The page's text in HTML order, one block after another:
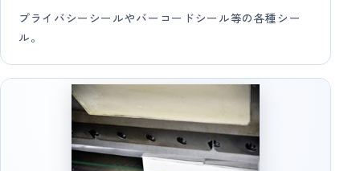
プライバシーシールやバーコードシール等の各種シー
ル。